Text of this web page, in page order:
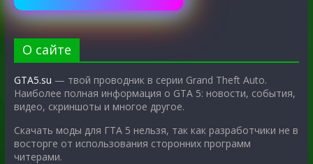
О сайте
GTA5.su — твой проводник в серии Grand Theft Auto.
Наиболее полная информация о GTA 5: новости, события,
видео, скриншоты и многое другое.
Скачать моды для ГТА 5 нельзя, так как разработчики не в
восторге от использования сторонних программ
читерами.